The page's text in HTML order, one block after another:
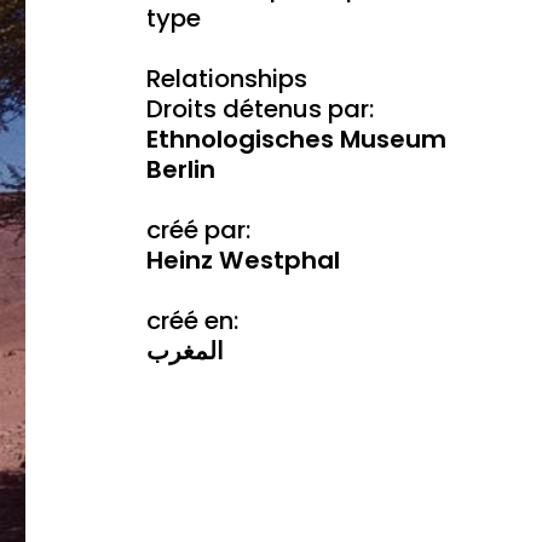
type
Relationships
Droits détenus par:
Ethnologisches Museum
Berlin
créé par:
Heinz Westphal
créé en:
المغرب